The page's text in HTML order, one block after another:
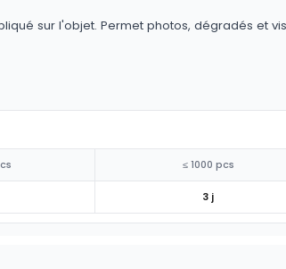
sur l'objet. Permet photos, dégradés et
≤ 1000 pcs
3 j